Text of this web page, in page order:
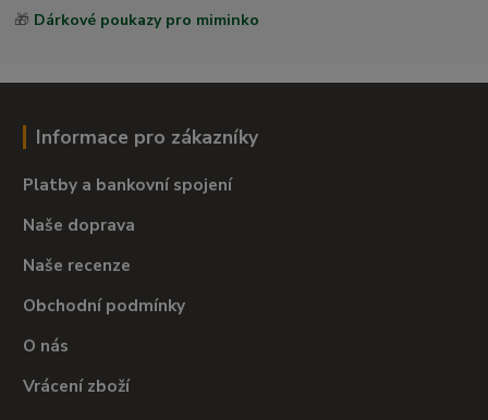
🎁 Dárkové poukazy pro miminko
Informace pro zákazníky
Platby a bankovní spojení
Naše doprava
Naše recenze
Obchodní podmínky
O nás
Vrácení zboží